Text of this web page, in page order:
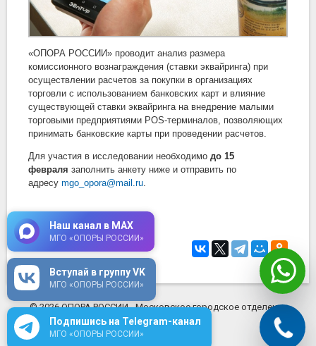
«ОПОРА РОССИИ» проводит анализ размера
комиссионного вознаграждения (ставки эквайринга) при
осуществлении расчетов за покупки в организациях
торговли с использованием банковских карт и влияние
существующей ставки эквайринга на внедрение малыми
торговыми предприятиями POS-терминалов, позволяющих
принимать банковские карты при проведении расчетов.
Для участия в исследовании необходимо до 15
февраля заполнить анкету ниже и отправить по
адресу mgo_opora@mail.ru.
Скачать anketa.xlsx(33 Кб)
© 2026 ОПОРА РОССИИ - Московское городское отделение
mosopora.ru
Подпишись на Telegram-канал
МГО «ОПОРЫ РОССИИ»
Вступай в группу VK
МГО «ОПОРЫ РОССИИ»
Наш канал в MAX
МГО «ОПОРЫ РОССИИ»